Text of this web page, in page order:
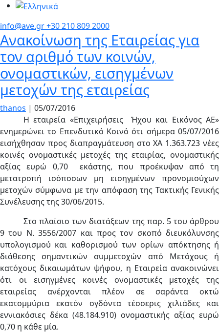
info@ave.gr+30 210 809 2000
Ανακοίνωση της Εταιρείας για
τον αριθμό των κοινών,
ονομαστικών, εισηγμένων
μετοχών της εταιρείας
thanos | 05/07/2016
Η εταιρεία «Επιχειρήσεις Ήχου και Εικόνος ΑΕ»
ενημερώνει το Επενδυτικό Κοινό ότι σήμερα 05/07/2016
εισήχθησαν προς διαπραγμάτευση στο ΧΑ 1.363.723 νέες
κοινές ονομαστικές μετοχές της εταιρίας, ονομαστικής
αξίας ευρώ 0,70 εκάστης, που προέκυψαν από τη
μετατροπή ισόποσων μη εισηγμένων προνομιούχων
μετοχών σύμφωνα με την απόφαση της Τακτικής Γενικής
Συνέλευσης της 30/06/2015.
Στο πλαίσιο των διατάξεων της παρ. 5 του άρθρου
9 του Ν. 3556/2007 και προς τον σκοπό διευκόλυνσης
υπολογισμού και καθορισμού των ορίων απόκτησης ή
διάθεσης σημαντικών συμμετοχών από Μετόχους ή
κατόχους δικαιωμάτων ψήφου, η Εταιρεία ανακοινώνει
ότι οι εισηγμένες κοινές ονομαστικές μετοχές της
εταιρείας ανέρχονται πλέον σε σαράντα οκτώ
εκατομμύρια εκατόν ογδόντα τέσσερις χιλιάδες και
εννιακόσιες δέκα (48.184.910) ονομαστικής αξίας ευρώ
0,70 η κάθε μία.